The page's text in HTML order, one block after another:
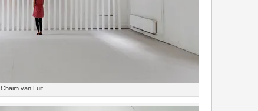
Chaim van Luit